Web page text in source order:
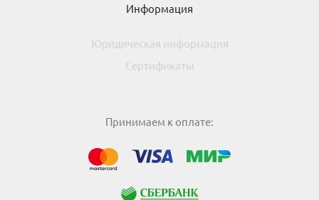
Информация
Юридическая информация
Сертификаты
Принимаем к оплате: